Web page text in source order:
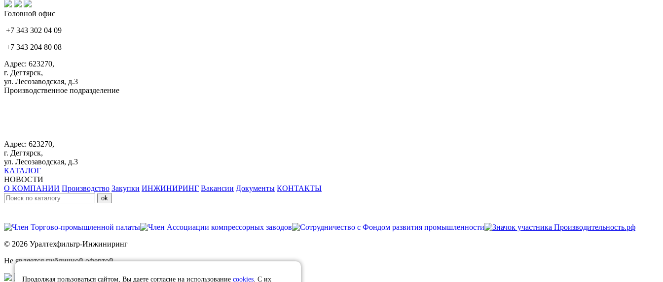
Головной офис
+7 343 302 04 09
+7 343 204 80 08
Адрес: 623270,
г. Дегтярск,
ул. Лесозаводская, д.3
Производственное подразделение
Адрес: 623270,
г. Дегтярск,
ул. Лесозаводская, д.3
КАТАЛОГ
НОВОСТИ
О КОМПАНИИ Производство Закупки ИНЖИНИРИНГ Вакансии Документы КОНТАКТЫ
© 2026 Уралтехфильтр-Инжиниринг
Не является публичной офертой.
Продолжая пользоваться сайтом, Вы даете согласие на использование cookies. С их